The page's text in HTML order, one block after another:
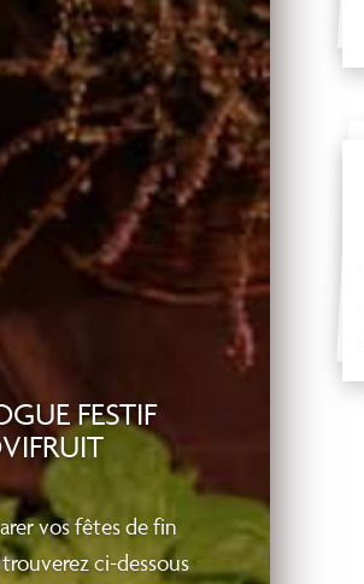
FESTIF
vos fêtes de fin
ci-dessous